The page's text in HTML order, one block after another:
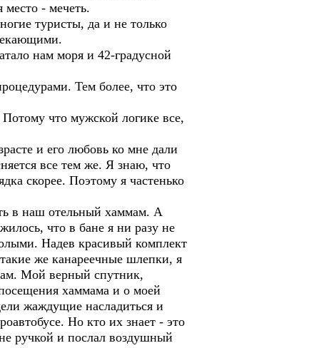
- мечеть.
туристы, да и не только
нам моря и 42-градусной
Тем более, что это
что мужской логике все,
и его любовь ко мне дали
все тем же. Я знаю, что
скорее. Поэтому я частенько
в наш отельный хаммам. А
что в бане я ни разу не
Надев красивый комплект
же канареечные шлепки, я
Мой верный спутник,
хаммама и о моей
жаждущие насладиться и
Но кто их знает - это
ручкой и послал воздушный